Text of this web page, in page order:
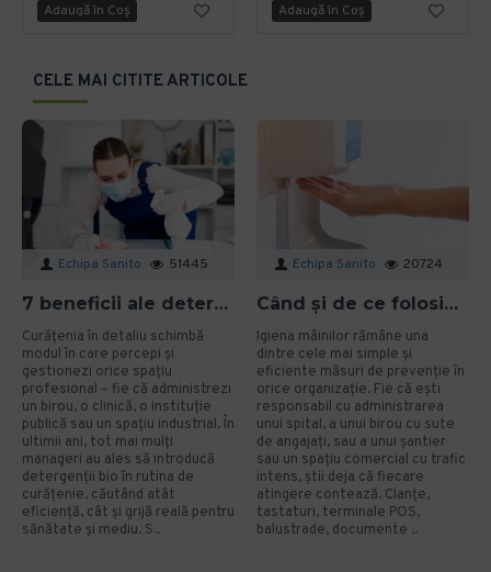
Adaugă în Coş Adaugă în Coş
CELE MAI CITITE ARTICOLE
Echipa Sanito 51445
7 beneficii ale detergenților bio pentru mediu și sănătate în spațiile profesionale
Curățenia în detaliu schimbă
modul în care percepi și
gestionezi orice spațiu
profesional – fie că administrezi
un birou, o clinică, o instituție
publică sau un spațiu industrial. În
ultimii ani, tot mai mulți
manageri au ales să introducă
detergenții bio în rutina de
curățenie, căutând atât
eficiență, cât și grijă reală pentru
sănătate și mediu. S..
Echipa Sanito 20724
Când și de ce folosim gelul dezinfectant? Ghid aplicat pentru organizații
Igiena mâinilor rămâne una
dintre cele mai simple și
eficiente măsuri de prevenție în
orice organizație. Fie că ești
responsabil cu administrarea
unui spital, a unui birou cu sute
de angajați, sau a unui șantier
sau un spațiu comercial cu trafic
intens, știi deja că fiecare
atingere contează. Clanțe,
tastaturi, terminale POS,
balustrade, documente ..